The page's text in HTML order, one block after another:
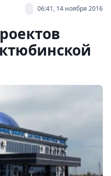
06:41, 14 ноября 2016